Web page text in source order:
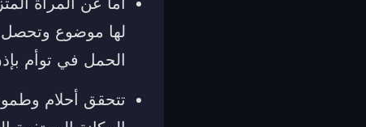
لها موضوع وتحصل
الحمل في توأم
تتحقق أحلام